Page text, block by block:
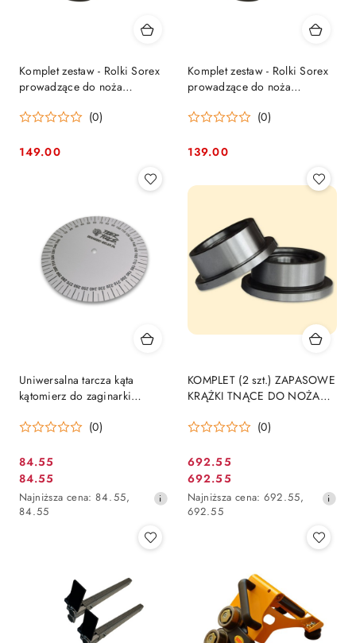
Komplet zestaw - Rolki Sorex
prowadzące do noża
rowek ) (2szt.) (0)
Cena:
149.00
Komplet zestaw - Rolki Sorex
prowadzące do noża
rowek ) (2szt.) (0)
Cena:
139.00
Uniwersalna tarcza kąta
kątomierz do zaginarki
STOPNI - 10 mm
(0)
Cena
promocyjna:
84.55
Cena
promocyjna:
84.55
Najniższa
cena
Najniższa cena: 84.55,
84.55
KOMPLET (2 szt.) ZAPASOWE
KRĄŻKI TNĄCE DO NOŻA
(0)
Cena
promocyjna:
692.55
Cena
promocyjna:
692.55
Najniższa
cena
Najniższa cena: 692.55,
692.55